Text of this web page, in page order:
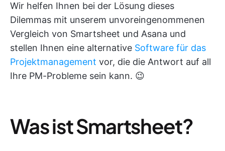
Wir helfen Ihnen bei der Lösung dieses
Dilemmas mit unserem unvoreingenommenen
Vergleich von Smartsheet und Asana und
stellen Ihnen eine alternative Software für das
Projektmanagement vor, die die Antwort auf all
Ihre PM-Probleme sein kann. 😉
Was ist Smartsheet?